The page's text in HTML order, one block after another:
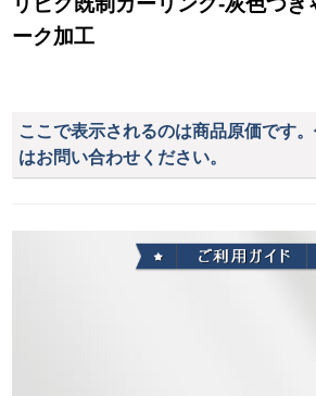
のパイナップルテー
リング薄いの青(ポー
ーク加工
ここで表示されるのは商品原価です
はお問い合わせください。